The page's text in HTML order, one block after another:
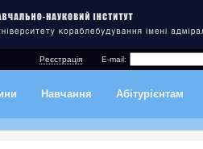
Реєстрація E-mail:
Навчання Абітурієнтам